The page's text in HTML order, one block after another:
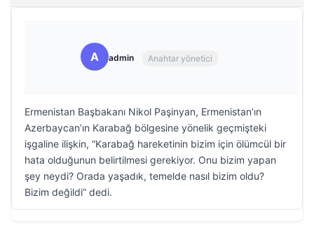
A admin Anahtar yönetici
Ermenistan Başbakanı Nikol Paşinyan, Ermenistan’ın
Azerbaycan’ın Karabağ bölgesine yönelik geçmişteki
işgaline ilişkin, “Karabağ hareketinin bizim için ölümcül bir
hata olduğunun belirtilmesi gerekiyor. Onu bizim yapan
şey neydi? Orada yaşadık, temelde nasıl bizim oldu?
Bizim değildi” dedi.